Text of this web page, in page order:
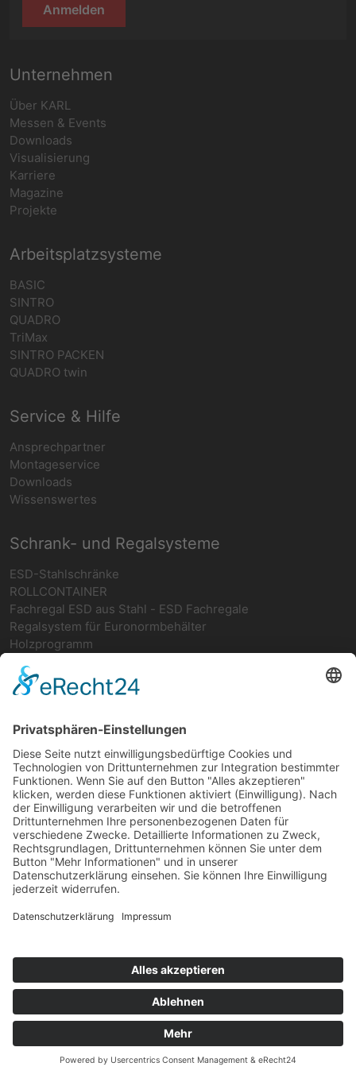
Anmelden
Unternehmen
Über KARL
Messen & Events
Downloads
Visualisierung
Karriere
Magazine
Projekte
Arbeitsplatzsysteme
BASIC
SINTRO
QUADRO
TriMax
SINTRO PACKEN
QUADRO twin
Service & Hilfe
Ansprechpartner
Montageservice
Downloads
Wissenswertes
Schrank- und Regalsysteme
ESD-Stahlschränke
ROLLCONTAINER
Fachregal ESD aus Stahl - ESD Fachregale
Regalsystem für Euronormbehälter
Holzprogramm
Netzwerk
Ergonomie
Deutsches ESD-Netzwerk
FIFO-Regale
FIFO-GRUNDREGAL
FIFO-Anbauregal
FIFO-Rückführung
FIFO-CAR mit 2 Vertikalstreben
FIFO-CAR mit 4 Vertikalstreben
FIFO-Regal für erhöhte Belastungen
Social
© 2026 Andreas KARL GmbH & Co. KG. Alle Rechte
vorbehalten.